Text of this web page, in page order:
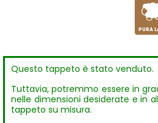
PURA
Questo tappeto è stato venduto.
Tuttavia, potremmo essere in
nelle dimensioni desiderate e in
tappeto su misura.